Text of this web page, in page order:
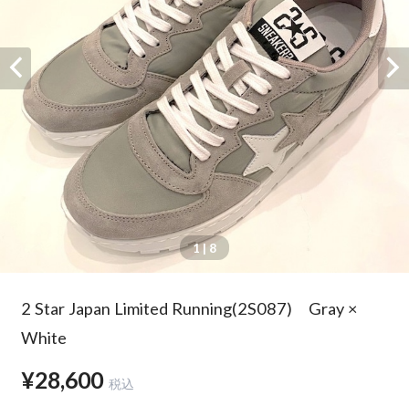
1| 8
2 Star Japan Limited Running(2S087) Gray ×
White
¥28,600 税込